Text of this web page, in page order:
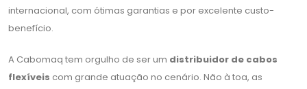
internacional, com ótimas garantias e por excelente custo-
benefício.
A Cabomaq tem orgulho de ser um distribuidor de cabos
flexíveis com grande atuação no cenário. Não à toa, as